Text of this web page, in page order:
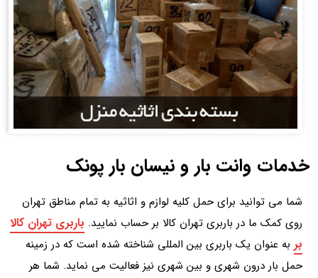
خدمات وانت بار و نیسان بار پونک
شما می توانید برای حمل کلیه لوازم و اثاثیه به تمام مناطق تهران
روی کمک ما در باربری تهران کالا بر حساب نمایید. باربری تهران کالا
بر به عنوان یک باربری بین المللی شناخته شده است که در زمینه
حمل بار درون شهری و بین شهری نیز فعالیت می نماید. شما هر